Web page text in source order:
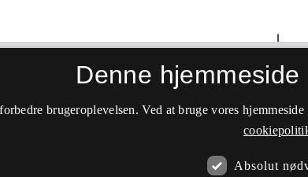
Denne
brugeroplevelsen. Ved at bruge vores
Absolut